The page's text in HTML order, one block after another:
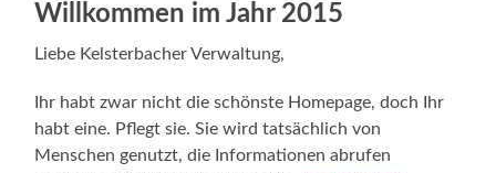
Willkommen im Jahr 2015
Liebe Kelsterbacher Verwaltung,
Ihr habt zwar nicht die schönste Homepage, doch Ihr
habt eine. Pflegt sie. Sie wird tatsächlich von
Menschen genutzt, die Informationen abrufen